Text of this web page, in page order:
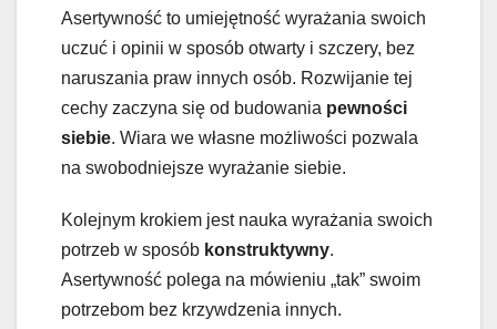
Asertywność to umiejętność wyrażania swoich
uczuć i opinii w sposób otwarty i szczery, bez
naruszania praw innych osób. Rozwijanie tej
cechy zaczyna się od budowania pewności
siebie. Wiara we własne możliwości pozwala
na swobodniejsze wyrażanie siebie.
Kolejnym krokiem jest nauka wyrażania swoich
potrzeb w sposób konstruktywny.
Asertywność polega na mówieniu „tak” swoim
potrzebom bez krzywdzenia innych.